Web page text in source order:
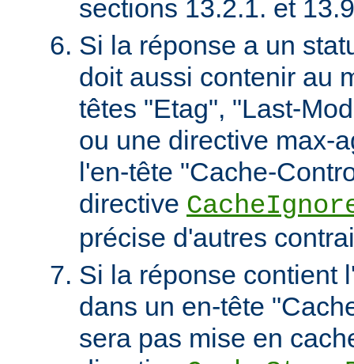
sections 13.2.1. et
Si la réponse a un
doit aussi contenir au
têtes "Etag", "Last-
ou une directive max-
l'en-tête "Cache-
directive
précise d'autres
Si la réponse contient
dans un en-tête
sera pas mise en